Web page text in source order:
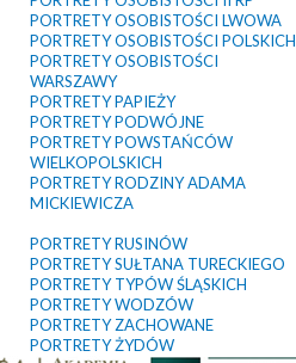
PORTRETY OSOBISTOŚCI LWOWA
PORTRETY OSOBISTOŚCI POLSKICH
PORTRETY OSOBISTOŚCI
WARSZAWY
PORTRETY PAPIEŻY
PORTRETY PODWÓJNE
PORTRETY POWSTAŃCÓW
WIELKOPOLSKICH
PORTRETY RODZINY ADAMA
MICKIEWICZA
PORTRETY RUSINÓW
PORTRETY SUŁTANA TURECKIEGO
PORTRETY TYPÓW ŚLĄSKICH
PORTRETY WODZÓW
PORTRETY ZACHOWANE
PORTRETY ŻYDÓW